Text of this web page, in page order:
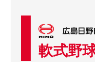
軟式野